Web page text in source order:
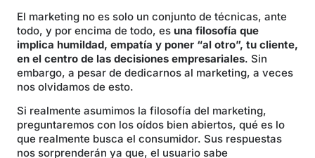
El marketing no es solo un conjunto de técnicas, ante
todo, y por encima de todo, es una filosofía que
implica humildad, empatía y poner “al otro”, tu cliente,
en el centro de las decisiones empresariales. Sin
embargo, a pesar de dedicarnos al marketing, a veces
nos olvidamos de esto.
Si realmente asumimos la filosofía del marketing,
preguntaremos con los oídos bien abiertos, qué es lo
que realmente busca el consumidor. Sus respuestas
nos sorprenderán ya que, el usuario sabe